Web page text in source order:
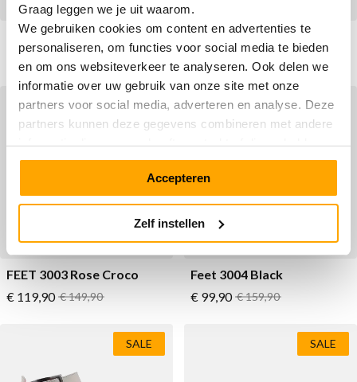
Graag leggen we je uit waarom.
We gebruiken cookies om content en advertenties te
personaliseren, om functies voor social media te bieden
en om ons websiteverkeer te analyseren. Ook delen we
informatie over uw gebruik van onze site met onze
partners voor social media, adverteren en analyse. Deze
partners kunnen deze gegevens combineren met andere
informatie die u aan ze heeft verstrekt of die ze hebben
verzameld op basis van uw gebruik van hun services.
Accepteren
Zelf instellen
Feet 3003 Arctic Blue
Vanaf
€ 99,90 Normale prijs
Feet 3003 Antique Bronze
€ 99,90
FEET 3003 Rose Croco
Vanaf
€ 119,90 Normale prijs
€ 149,90
SALE
Feet 3004 Black
Vanaf
€ 99,90 Normale prijs
€ 159,90
SALE
SALE SALE